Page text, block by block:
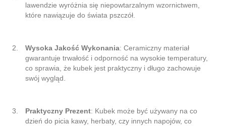
lawendzie wyróżnia się niepowtarzalnym wzornictwem,
które nawiązuje do świata pszczół.
Wysoka Jakość Wykonania: Ceramiczny materiał
gwarantuje trwałość i odporność na wysokie temperatury,
co sprawia, że kubek jest praktyczny i długo zachowuje
swój wygląd.
Praktyczny Prezent: Kubek może być używany na co
dzień do picia kawy, herbaty, czy innych napojów, co